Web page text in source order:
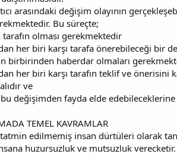
arasındaki değişim olayının
Bu süreçte;
tarafın olması gerekmektedir
her biri karşı tarafa önerebileceği bir
birbirinden haberdar olmaları
her biri karşı tarafın teklif ve önerisini
ve
değişimden fayda elde
TEMEL KAVRAMLAR
edilmemiş insan dürtüleri olarak
huzursuzluk ve mutsuzluk verecketir.